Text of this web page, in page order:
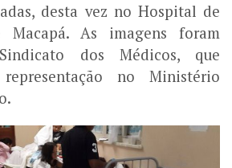
desta vez no Hospital de
Macapá. As imagens foram
dos Médicos, que
no Ministério